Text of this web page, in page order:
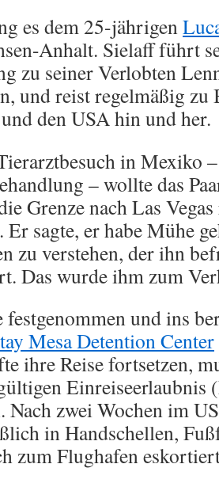
es dem 25-jährigen
Anhalt. Sielaff führt
zu seiner Verlobten
und reist regelmäßig zu
den USA hin und her.
in Mexiko
– wollte das
Grenze nach Las
sagte, er habe Mühe
zu verstehen, der ihn
Das wurde ihm zum
festgenommen und ins
Mesa Detention Center
ihre Reise fortsetzen,
Einreiseerlaubnis
Nach zwei Wochen im
in Handschellen,
zum Flughafen